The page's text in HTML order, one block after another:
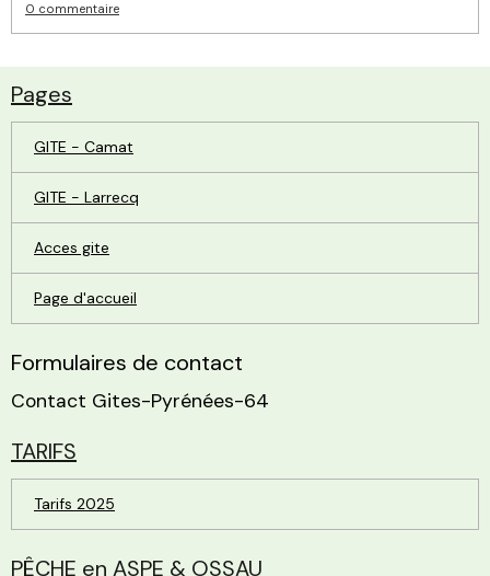
0 commentaire
Pages
GITE - Camat
GITE - Larrecq
Acces gite
Page d'accueil
Formulaires de contact
Contact Gites-Pyrénées-64
TARIFS
Tarifs 2025
PÊCHE en ASPE & OSSAU